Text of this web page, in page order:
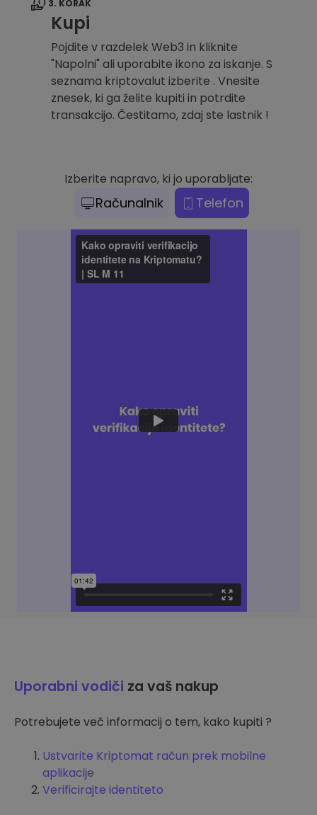
3. KORAK
Kupi
Pojdite v razdelek Web3 in kliknite
"Napolni" ali uporabite ikono za iskanje. S
seznama kriptovalut izberite . Vnesite
znesek, ki ga želite kupiti in potrdite
transakcijo. Čestitamo, zdaj ste lastnik !
Izberite napravo, ki jo uporabljate:
Računalnik Telefon
Uporabni vodiči za vaš nakup
Potrebujete več informacij o tem, kako kupiti ?
Ustvarite Kriptomat račun prek mobilne
aplikacije
Verificirajte identiteto